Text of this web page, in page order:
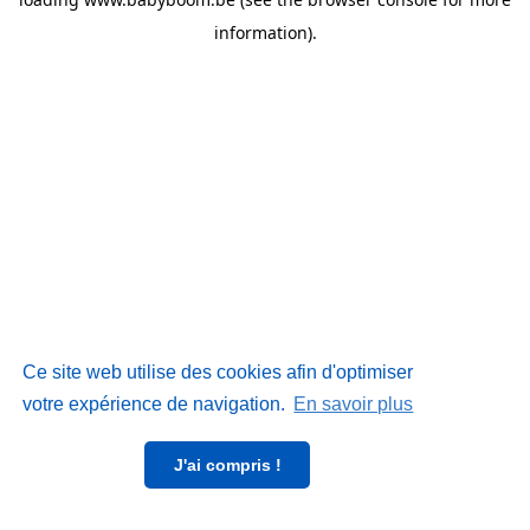
Ce site web utilise des cookies afin d'optimiser
votre expérience de navigation. En savoir plus
J'ai compris !
information).